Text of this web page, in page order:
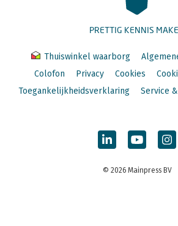
PRETTIG KENNIS
Thuiswinkel waarborg
Colofon
Privacy Cookies
Toegankelijkheidsverklaring
Service
© 2026 Mainpress BV